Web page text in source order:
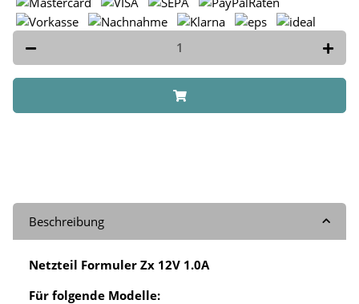
Beschreibung
Netzteil Formuler Zx 12V 1.0A
Für folgende Modelle: